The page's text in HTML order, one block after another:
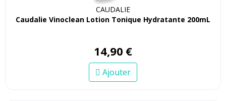
CAUDALIE
Caudalie Vinoclean Lotion Tonique Hydratante 200mL
14,90 €
Ajouter